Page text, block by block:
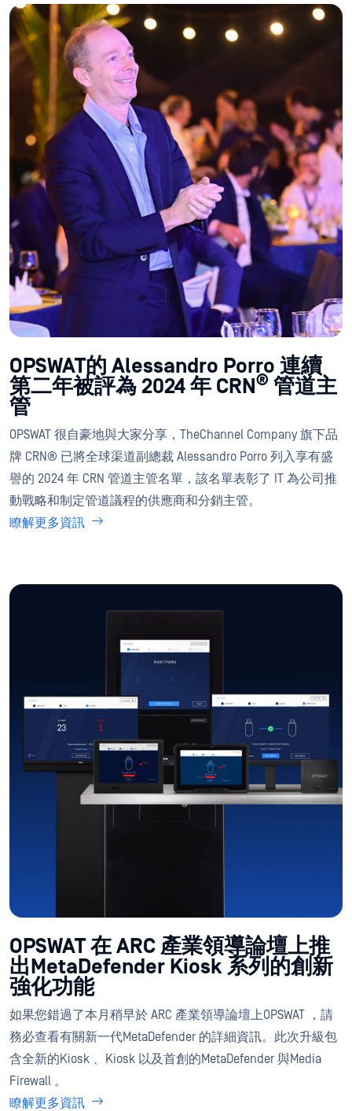
OPSWAT的 Alessandro Porro 連續
第二年被評為 2024 年 CRN® 管道主
管
OPSWAT 很自豪地與大家分享，TheChannel Company 旗下品
牌 CRN® 已將全球渠道副總裁 Alessandro Porro 列入享有盛
譽的 2024 年 CRN 管道主管名單，該名單表彰了 IT 為公司推
動戰略和制定管道議程的供應商和分銷主管。
瞭解更多資訊
OPSWAT 在 ARC 產業領導論壇上推
出MetaDefender Kiosk 系列的創新
強化功能
如果您錯過了本月稍早於 ARC 產業領導論壇上OPSWAT ，請
務必查看有關新一代MetaDefender 的詳細資訊。此次升級包
含全新的Kiosk 、Kiosk 以及首創的MetaDefender 與Media
Firewall 。
瞭解更多資訊